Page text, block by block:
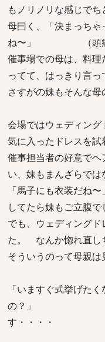
もノリノリな感じでち
母曰く、「決まっち
ね〜」 （頭痛
催事場での母は、料
ってて、はっきり言っ
さすがの妹もそんな母
会場ではウェディング
気に入ったドレスを試
催事担当者の好意で
い、妹もまんざらで
「馬子にも衣装だね
してたら妹もご立腹で
でも、ウェディング
た。 なんか惚れ直し
そういうのって母親
「いますぐ式挙げた
の？」 （
す・・・・